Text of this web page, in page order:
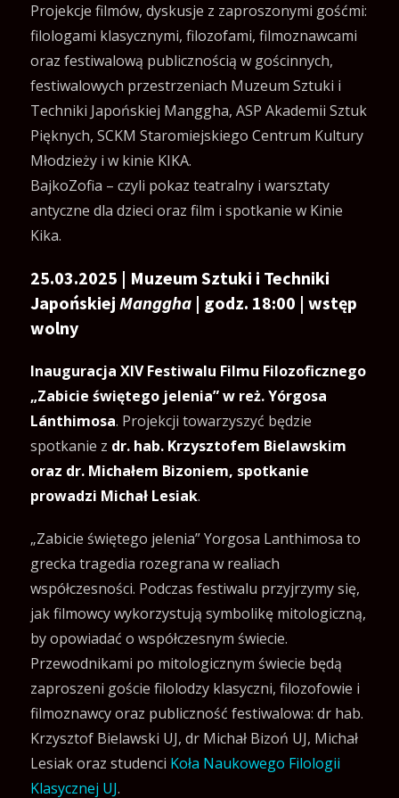
Projekcje filmów, dyskusje z zaproszonymi gośćmi:
filologami klasycznymi, filozofami, filmoznawcami
oraz festiwalową publicznością w gościnnych,
festiwalowych przestrzeniach Muzeum Sztuki i
Techniki Japońskiej Manggha, ASP Akademii Sztuk
Pięknych, SCKM Staromiejskiego Centrum Kultury
Młodzieży i w kinie KIKA.
BajkoZofia – czyli pokaz teatralny i warsztaty
antyczne dla dzieci oraz film i spotkanie w Kinie
Kika.
25.03.2025 | Muzeum Sztuki i Techniki
JapońskiejManggha | godz. 18:00 | wstęp
wolny
Inauguracja XIV Festiwalu Filmu Filozoficznego
„Zabicie świętego jelenia” w reż. Yórgosa
Lánthimosa. Projekcji towarzyszyć będzie
spotkanie z dr. hab. Krzysztofem Bielawskim
oraz dr. Michałem Bizoniem, spotkanie
prowadzi Michał Lesiak.
„Zabicie świętego jelenia” Yorgosa Lanthimosa to
grecka tragedia rozegrana w realiach
współczesności. Podczas festiwalu przyjrzymy się,
jak filmowcy wykorzystują symbolikę mitologiczną,
by opowiadać o współczesnym świecie.
Przewodnikami po mitologicznym świecie będą
zaproszeni goście filolodzy klasyczni, filozofowie i
filmoznawcy oraz publiczność festiwalowa: dr hab.
Krzysztof Bielawski UJ, dr Michał Bizoń UJ, Michał
Lesiak oraz studenci Koła Naukowego Filologii
Klasycznej UJ.